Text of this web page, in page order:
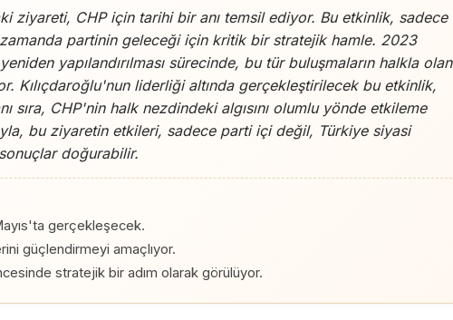
ziyareti, CHP için tarihi bir anı temsil ediyor. Bu etkinlik, sadece
partinin geleceği için kritik bir stratejik hamle. 2023
yapılandırılması sürecinde, bu tür buluşmaların halkla olan
Kılıçdaroğlu'nun liderliği altında gerçekleştirilecek bu etkinlik,
sıra, CHP'nin halk nezdindeki algısını olumlu yönde etkileme
bu ziyaretin etkileri, sadece parti içi değil, Türkiye siyasi
doğurabilir.
gerçekleşecek.
güçlendirmeyi amaçlıyor.
stratejik bir adım olarak görülüyor.